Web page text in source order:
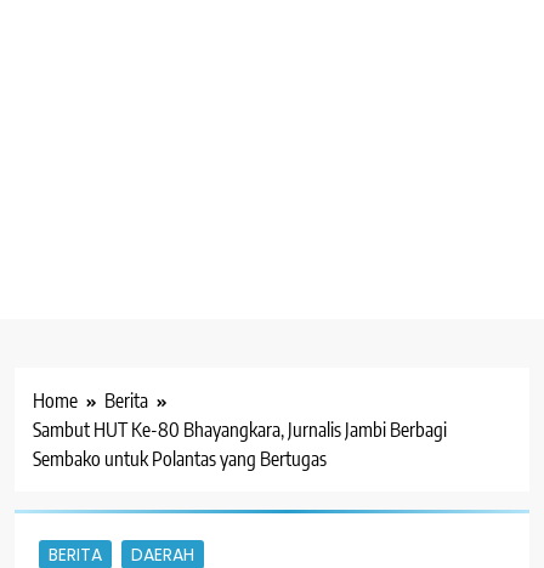
Home
Berita
Sambut HUT Ke-80 Bhayangkara, Jurnalis Jambi Berbagi
Sembako untuk Polantas yang Bertugas
BERITA DAERAH